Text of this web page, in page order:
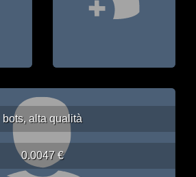
bots, alta qualità
0.0047 €